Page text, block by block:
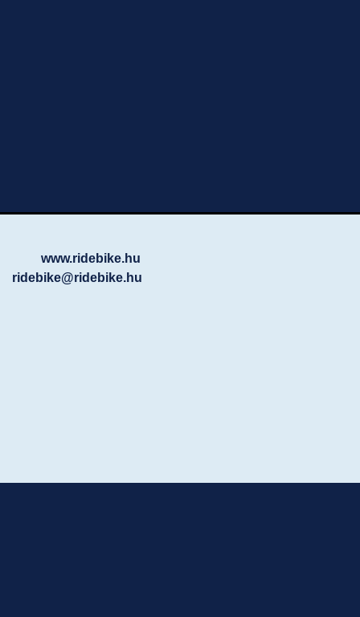
www.ridebike.hu
ridebike@ridebike.hu